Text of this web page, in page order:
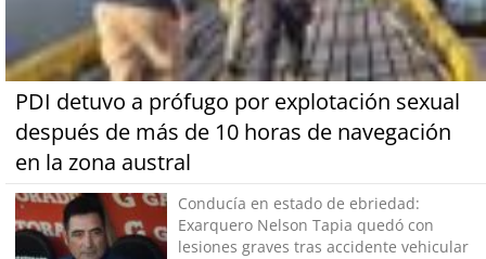
PDI detuvo a prófugo por explotación sexual
después de más de 10 horas de navegación
en la zona austral
Conducía en estado de ebriedad:
Exarquero Nelson Tapia quedó con
lesiones graves tras accidente vehicular